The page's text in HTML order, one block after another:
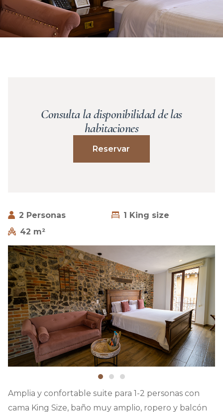
2 Personas
1 King size
42 m²
Amplia y confortable suite para 1-2 personas con
cama King Size, baño muy amplio, ropero y balcón
Consulta la disponibilidad de las
habitaciones
Reservar